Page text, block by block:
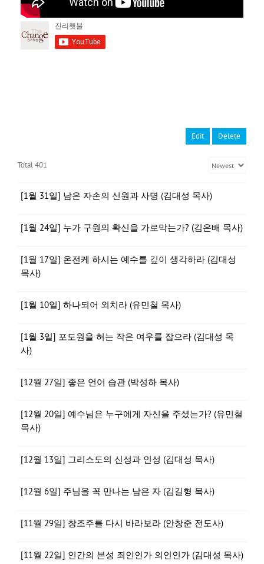
Edit Delete
Total 401
[1월 31일] 남은 자손의 신원과 사명 (김대성 목사)
[1월 24일] 누가 구원의 확신을 가로막는가? (김은배 목사)
[1월 17일] 온전케 하시는 예수를 깊이 생각하라 (김대성
목사)
[1월 10일] 하나되어 외치라 (유민철 목사)
[1월 3일] 포도원을 허는 작은 여우를 잡으라 (김대성 목
사)
[12월 27일] 좋은 언어 습관 (박성하 목사)
[12월 20일] 예수님은 누구에게 자신을 주셨는가? (유민철
목사)
[12월 13일] 그리스도의 신성과 인성 (김대성 목사)
[12월 6일] 주님을 꼭 만나는 남은 자 (김길형 목사)
[11월 29일] 창조주를 다시 바라보라 (안창준 전도사)
[11월 22일] 인간의 본성 죄인인가 의인인가 (김대성 목사)